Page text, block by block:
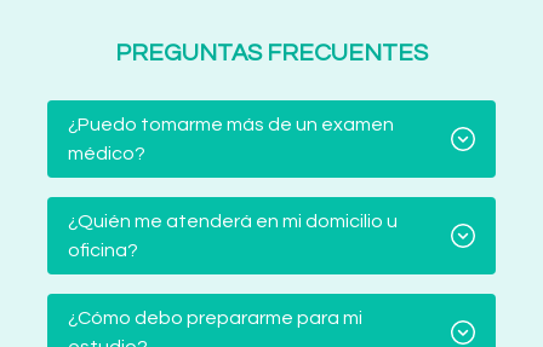
PREGUNTAS FRECUENTES
¿Puedo tomarme más de un examen
médico?
¿Quién me atenderá en mi domicilio u
oficina?
¿Cómo debo prepararme para mi